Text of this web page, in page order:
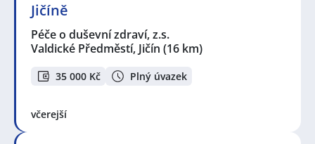
Jičíně
Péče o duševní zdraví, z.s.
Valdické Předměstí, Jičín (16 km)
35 000 Kč Plný úvazek
včerejší